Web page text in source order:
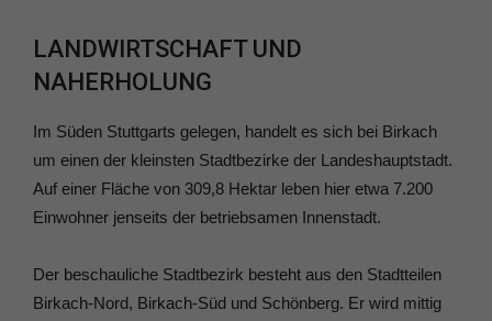
LANDWIRTSCHAFT UND
NAHERHOLUNG
Im Süden Stuttgarts gelegen, handelt es sich bei Birkach
um einen der kleinsten Stadtbezirke der Landeshauptstadt.
Auf einer Fläche von 309,8 Hektar leben hier etwa 7.200
Einwohner jenseits der betriebsamen Innenstadt.
Der beschauliche Stadtbezirk besteht aus den Stadtteilen
Birkach-Nord, Birkach-Süd und Schönberg. Er wird mittig